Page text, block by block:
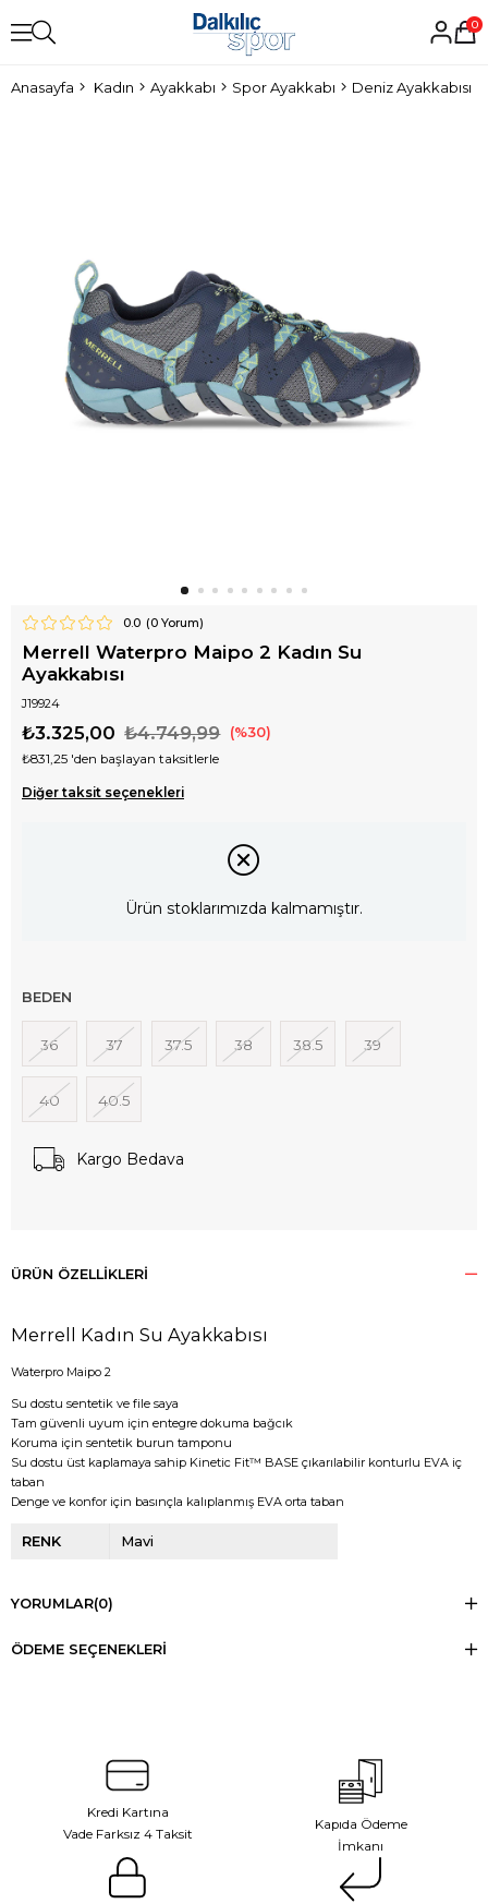
0
Anasayfa Kadın Ayakkabı Spor Ayakkabı Deniz Ayakkabısı
0.0 (0Yorum)
Merrell Waterpro Maipo 2 Kadın Su
Ayakkabısı
J19924
₺4.749,99
₺3.325,00 30
₺831,25 'den başlayan taksitlerle
Diğer taksit seçenekleri
Ürün stoklarımızda kalmamıştır.
BEDEN
36 37 37.5 38 38.5 39
40 40.5
Kargo Bedava
ÜRÜN ÖZELLIKLERI
Merrell Kadın Su Ayakkabısı
Waterpro Maipo 2
Su dostu sentetik ve file saya
Tam güvenli uyum için entegre dokuma bağcık
Koruma için sentetik burun tamponu
Su dostu üst kaplamaya sahip Kinetic Fit™ BASE çıkarılabilir konturlu EVA iç
taban
Denge ve konfor için basınçla kalıplanmış EVA orta taban
RENK Mavi
YORUMLAR(0)
ÖDEME SEÇENEKLERI
Kredi Kartına
Vade Farksız 4 Taksit
Kapıda Ödeme
İmkanı